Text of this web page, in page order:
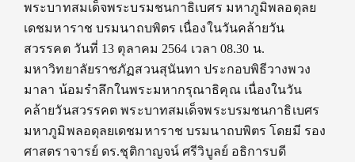
พระบาทสมเด็จพระบรมชนกาธิเบศร มหาภูมิพลอดุลย
เดชมหาราช บรมนาถบพิตร เนื่องในวันคล้ายวัน
สวรรคต วันที่ 13 ตุลาคม 2564 เวลา 08.30 น.
มหาวิทยาลัยราชภัฏสวนสุนันทา ประกอบพิธีวางพวง
มาลา น้อมรำลึกในพระมหากรุณาธิคุณ เนื่องในวัน
คล้ายวันสวรรคต พระบาทสมเด็จพระบรมชนกาธิเบศร
มหาภูมิพลอดุลยเดชมหาราช บรมนาถบพิตร โดยมี รอง
ศาสตราจารย์ ดร.ชุติกาญจน์ ศรีวิบูลย์ อธิการบดี